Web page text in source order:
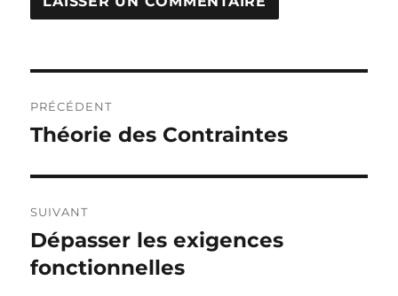
de
PRÉCÉDENT
Publication
Théorie des Contraintes
SUIVANT
Publication
suivante :
Dépasser les exigences
fonctionnelles